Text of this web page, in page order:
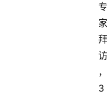
专
家
拜
访
，
3